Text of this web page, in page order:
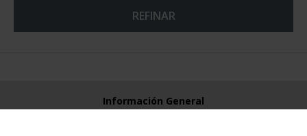
REFINAR
Información General